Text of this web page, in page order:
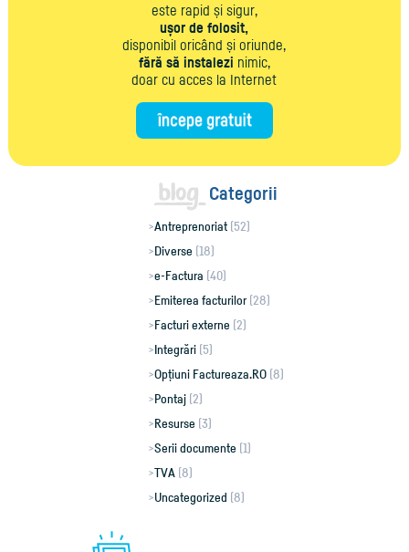
este rapid și sigur,
ușor de folosit,
disponibil oricând și oriunde,
fără să instalezi nimic,
doar cu acces la Internet
Categorii
Antreprenoriat (52)
Diverse (18)
e-Factura (40)
Emiterea facturilor(28)
Facturi externe (2)
Integrări (5)
Opțiuni Factureaza.RO (8)
Pontaj (2)
Resurse (3)
Serii documente (1)
TVA (8)
Uncategorized (8)